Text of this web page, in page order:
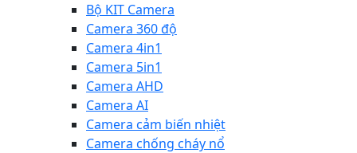
Bộ KIT Camera
Camera 360 độ
Camera 4in1
Camera 5in1
Camera AHD
Camera AI
Camera cảm biến nhiệt
Camera chống cháy nổ